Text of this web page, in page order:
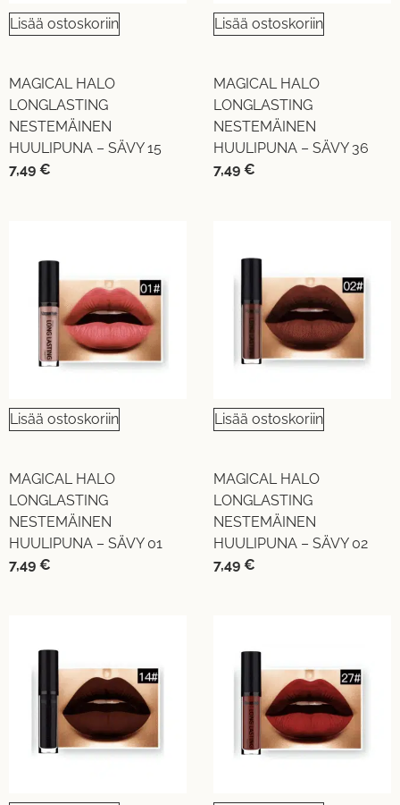
Lisää ostoskoriin
MAGICAL HALO
LONGLASTING
NESTEMÄINEN
HUULIPUNA – SÄVY 15
7,49 €
Lisää ostoskoriin
MAGICAL HALO
LONGLASTING
NESTEMÄINEN
HUULIPUNA – SÄVY 36
7,49 €
Lisää ostoskoriin
MAGICAL HALO
LONGLASTING
NESTEMÄINEN
HUULIPUNA – SÄVY 01
7,49 €
Lisää ostoskoriin
MAGICAL HALO
LONGLASTING
NESTEMÄINEN
HUULIPUNA – SÄVY 02
7,49 €